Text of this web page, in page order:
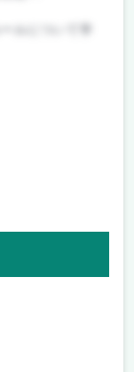
ルについて学